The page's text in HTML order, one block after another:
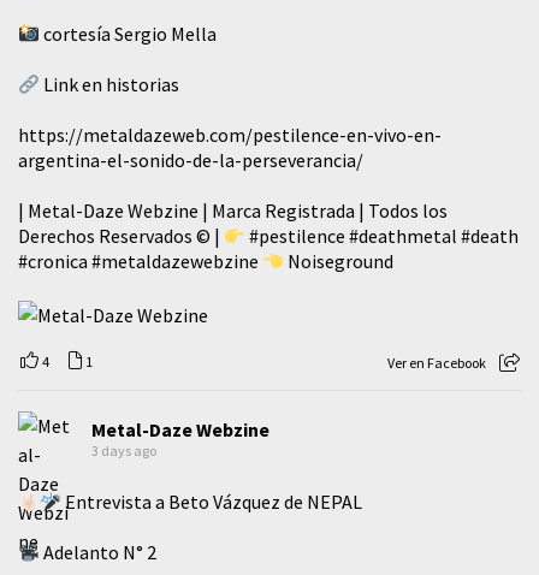
cortesía Sergio Mella
Link en historias
https://metaldazeweb.com/pestilence-en-vivo-en-
argentina-el-sonido-de-la-perseverancia/
| Metal-Daze Webzine | Marca Registrada | Todos los
Derechos Reservados © |
#pestilence #deathmetal #death
#cronica #metaldazewebzine Noiseground
4 1 Ver en Facebook
Metal-Daze Webzine
3 days ago
Entrevista a Beto Vázquez de NEPAL
Adelanto N° 2